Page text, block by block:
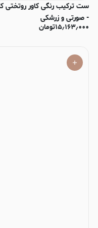
- صورتی و زرشکی
۱۵٫۱۶۳٫۰۰۰تومان